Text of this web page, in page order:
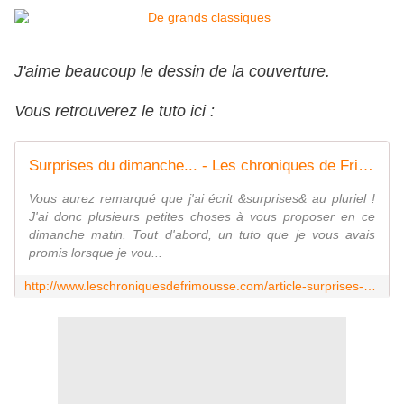
J'aime beaucoup le dessin de la couverture.
Vous retrouverez le tuto ici :
Surprises du dimanche... - Les chroniques de Frimousse
Vous aurez remarqué que j'ai écrit &surprises& au pluriel !
J'ai donc plusieurs petites choses à vous proposer en ce
dimanche matin. Tout d'abord, un tuto que je vous avais
promis lorsque je vou...